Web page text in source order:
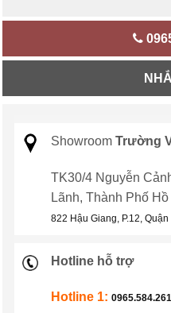
Showroom Trường
TK30/4 Nguyễn
Lãnh, Thành Phố
822 Hậu Giang, P.12, Quận
Hotline hỗ trợ
Hotline 1: 0965.584.261